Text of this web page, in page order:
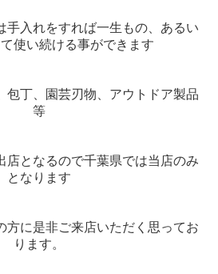
手入れをすれば一生もの、あるい
使い続ける事ができます
包丁、園芸刃物、アウトドア製品
等
店となるので千葉県では当店のみ
となります
方に是非ご来店いただく思ってお
ります。